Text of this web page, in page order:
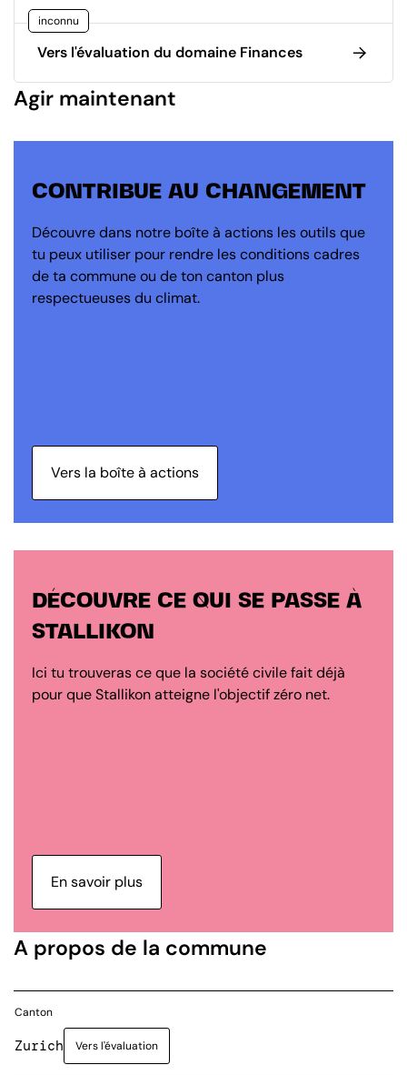
inconnu
Vers l'évaluation du domaine Finances
Agir maintenant
CONTRIBUE AU CHANGEMENT
Découvre dans notre boîte à actions les outils que
tu peux utiliser pour rendre les conditions cadres
de ta commune ou de ton canton plus
respectueuses du climat.
Vers la boîte à actions
DÉCOUVRE CE QUI SE PASSE À
STALLIKON
Ici tu trouveras ce que la société civile fait déjà
pour que Stallikon atteigne l'objectif zéro net.
En savoir plus
A propos de la commune
Canton
Zurich Vers l'évaluation